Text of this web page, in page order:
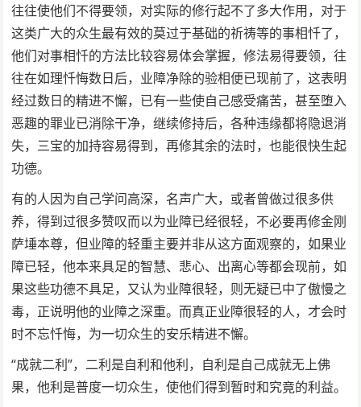
往往使他们不得要领，对实际的修行起不了多大作用，对于
这类广大的众生最有效的莫过于基础的祈祷等的事相忏了，
他们对事相忏的方法比较容易体会掌握，修法易得要领，往
往在如理忏悔数日后，业障净除的验相便已现前了，这表明
经过数日的精进不懈，已有一些使自己感受痛苦，甚至堕入
恶趣的罪业已消除干净，继续修持后，各种违缘都将隐退消
失，三宝的加持容易得到，再修其余的法时，也能很快生起
功德。
有的人因为自己学问高深，名声广大，或者曾做过很多供
养，得到过很多赞叹而以为业障已经很轻，不必要再修金刚
萨埵本尊，但业障的轻重主要并非从这方面观察的，如果业
障已轻，他本来具足的智慧、悲心、出离心等都会现前，如
果这些功德不具足，又认为业障很轻，则无疑已中了傲慢之
毒，正说明他的业障之深重。而真正业障很轻的人，才会时
时不忘忏悔，为一切众生的安乐精进不懈。
“成就二利”，二利是自利和他利，自利是自己成就无上佛
果，他利是普度一切众生，使他们得到暂时和究竟的利益。